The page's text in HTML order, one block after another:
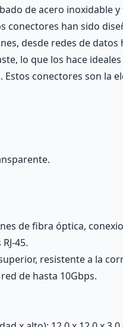
de acero inoxidable
conectores han sido
desde redes de
lo que los hace
conectores son la
de fibra óptica,
45.
resistente a la
de hasta 10Gbps.